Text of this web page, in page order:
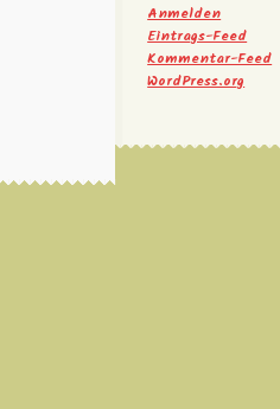
Anmelden
Eintrags-Feed
Kommentar-Feed
WordPress.org